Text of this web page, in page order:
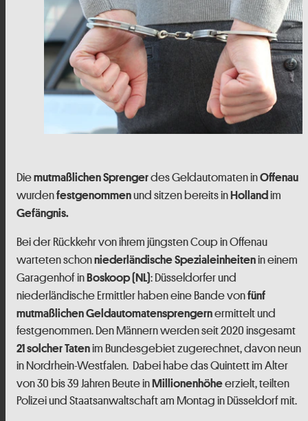
Diemutmaßlichen Sprengerdes Geldautomaten inOffenau
wurdenfestgenommenund sitzen bereits inHollandim
Gefängnis.
Bei der Rückkehr von ihrem jüngsten Coup in Offenau
warteten schonniederländische Spezialeinheitenin einem
Garagenhof inBoskoop (NL): Düsseldorfer und
niederländische Ermittler haben eine Bande vonfünf
mutmaßlichen Geldautomatensprengernermittelt und
festgenommen. Den Männern werden seit 2020 insgesamt
21 solcher Tatenim Bundesgebiet zugerechnet, davon neun
in Nordrhein-Westfalen. Dabei habe das Quintett im Alter
von 30 bis 39 Jahren Beute inMillionenhöheerzielt, teilten
Polizei und Staatsanwaltschaft am Montag in Düsseldorf mit.